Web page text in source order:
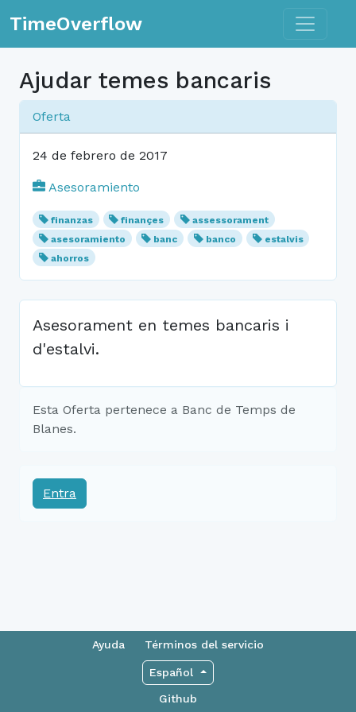
TimeOverflow Toggle
Ajudar temes bancaris
Oferta
24 de febrero de 2017
Asesoramiento
finanzas finançes
assessorament
asesoramiento
banc banco
estalvis
ahorros
Asesorament en temes bancaris i
d'estalvi.
Esta Oferta pertenece a Banc de Temps de
Blanes.
Entra
Ayuda Términos del servicio
Español
Github